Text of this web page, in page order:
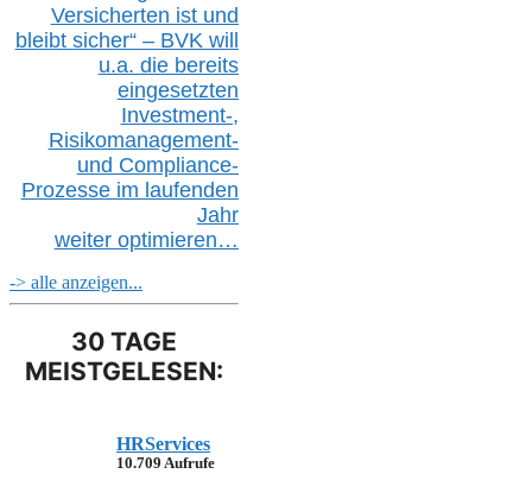
Versicherten ist und
bleibt sicher“ – BVK will
u.a. die bereits
eingesetzten
Investment-,
Risikomanagement-
und Compliance-
Prozesse im laufenden
Jahr
weiter optimieren…
-> alle anzeigen...
30 TAGE
MEISTGELESEN:
HRServices
10.709 Aufrufe